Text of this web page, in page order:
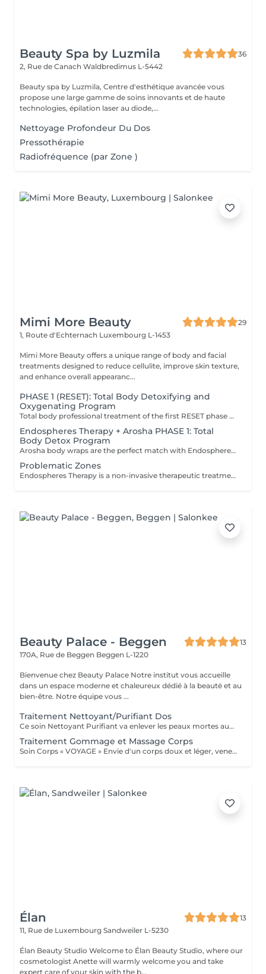
Beauty Spa by Luzmila
36
2, Rue de Canach Waldbredimus L-5442
Beauty spa by Luzmila, Centre d'esthétique avancée vous
propose une large gamme de soins innovants et de haute
technologies, épilation laser au diode,...
Nettoyage Profondeur Du Dos
Pressothérapie
Radiofréquence (par Zone )
Mimi More Beauty
29
1, Route d'Echternach Luxembourg L-1453
Mimi More Beauty offers a unique range of body and facial
treatments designed to reduce cellulite, improve skin texture,
and enhance overall appearanc...
PHASE 1 (RESET): Total Body Detoxifying and
Oxygenating Program
Total body professional treatment of the first RESET phase of Arosha method that exfoliates (removes) the epidermis, stimulates skin microcirculation and oxygenates the tissues, making the skin smooth, luminous and ready to receive next treatments. Recommended once in 3 months. Problems: Impure skin with imperfections Skin in need of regeneration Asphyxiated (deprived of oxygen) skin Bad microcirculation Effects: Removal of dead cells Deeply purified skin Smooth and uniform skin Reactivation of the skin microcirculation Tissue oxygenation To utilise effects of synergy and maximise the results, it is recommended to go through all three Arosha phases starting with RESET, continuing with RESTORE and completing with ATTACK.
Endospheres Therapy + Arosha PHASE 1: Total
Body Detox Program
Arosha body wraps are the perfect match with Endospheres Therapy as they complement their lymphatic drainage and skin toning effects, enhancing overall results by further reducing cellulite, firming the skin, and boosting circulation. Together, they provide a comprehensive approach to body contouring and skin rejuvenation. Service includes: - 30 min of Endospheres Therapy, selected zones - 75 minutes of Arosha Treatment, Total Body Detoxifying and Oxygenating Program Arosha Detox: Total body professional treatment of the first RESET phase of Arosha method that exfoliates the epidermis, stimulates skin microcirculation and oxygenates the tissues, making the skin smooth, luminous and ready to receive RESTORE and ATTACK treatments.
Problematic Zones
Endospheres Therapy is a non-invasive therapeutic treatment designed to improve various aesthetic and health-related conditions through the use of Compressive Microvibration. The device, equipped with a cylinder composed of 55 rotating silicon spheres, generates low-frequency mechanical vibrations, which stimulate the skin and underlying tissues. It is commonly used in both medical and aesthetic settings. Key benefits: - Cellulite reduction - Lymphatic drainage - Vascular action - Reshapes the silhouette and relaxes wrinkles - Alleviates muscle tension and pain - Muscle and skin and toning Although results may be visible from first session, multiple sessions (6-12) are typically needed to achieve notable and lasting results.
Beauty Palace - Beggen
13
170A, Rue de Beggen Beggen L-1220
Bienvenue chez Beauty Palace Notre institut vous accueille
dans un espace moderne et chaleureux dédié à la beauté et au
bien-être. Notre équipe vous ...
Traitement Nettoyant/Purifiant Dos
Ce soin Nettoyant Purifiant va enlever les peaux mortes aux niveau du dos, éliminer les impuretés, détendre les muscles avec un modelage relaxant et pour finir bien purifier les pores de la peau avec un masque "Boue" .
Traitement Gommage et Massage Corps
Soin Corps « VOYAGE » Envie d'un corps doux et léger, venez vous évader. Gommage et massage corps de 1h.
Élan
13
11, Rue de Luxembourg Sandweiler L-5230
Élan Beauty Studio Welcome to Élan Beauty Studio, where our
cosmetologist Anette will warmly welcome you and take
expert care of your skin with the b...